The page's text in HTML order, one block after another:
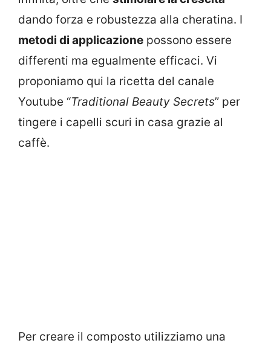
dando forza e robustezza alla cheratina. I
metodi di applicazione possono essere
differenti ma egualmente efficaci. Vi
proponiamo qui la ricetta del canale
Youtube “Traditional Beauty Secrets” per
tingere i capelli scuri in casa grazie al
caffè.
Per creare il composto utilizziamo una